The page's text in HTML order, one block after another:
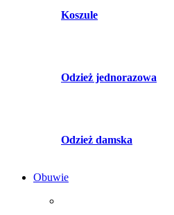
Koszule
Odzież jednorazowa
Odzież damska
Obuwie